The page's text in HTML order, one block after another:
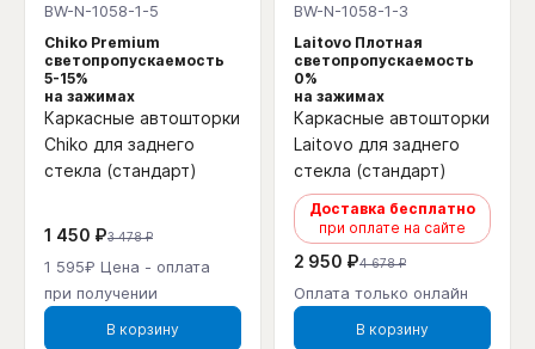
BW-N-1058-1-5
Chiko Premium
светопропускаемость
5-15%
на зажимах
Каркасные автошторки
Chiko для заднего
стекла (стандарт)
1 450 ₽3 478 ₽
1 595₽ Цена - оплата
при получении
В корзину
BW-N-1058-1-3
Laitovo Плотная
светопропускаемость
0%
на зажимах
Каркасные автошторки
Laitovo для заднего
стекла (стандарт)
Доставка бесплатно
при оплате на сайте
2 950 ₽4 678 ₽
Оплата только онлайн
В корзину